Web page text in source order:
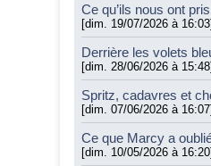
Ce qu’ils nous ont
[dim. 19/07/2026 à 16:03]
Derrière les volets
[dim. 28/06/2026 à 15:48]
Spritz, cadavres et
[dim. 07/06/2026 à 16:07]
Ce que Marcy a
[dim. 10/05/2026 à 16:20]